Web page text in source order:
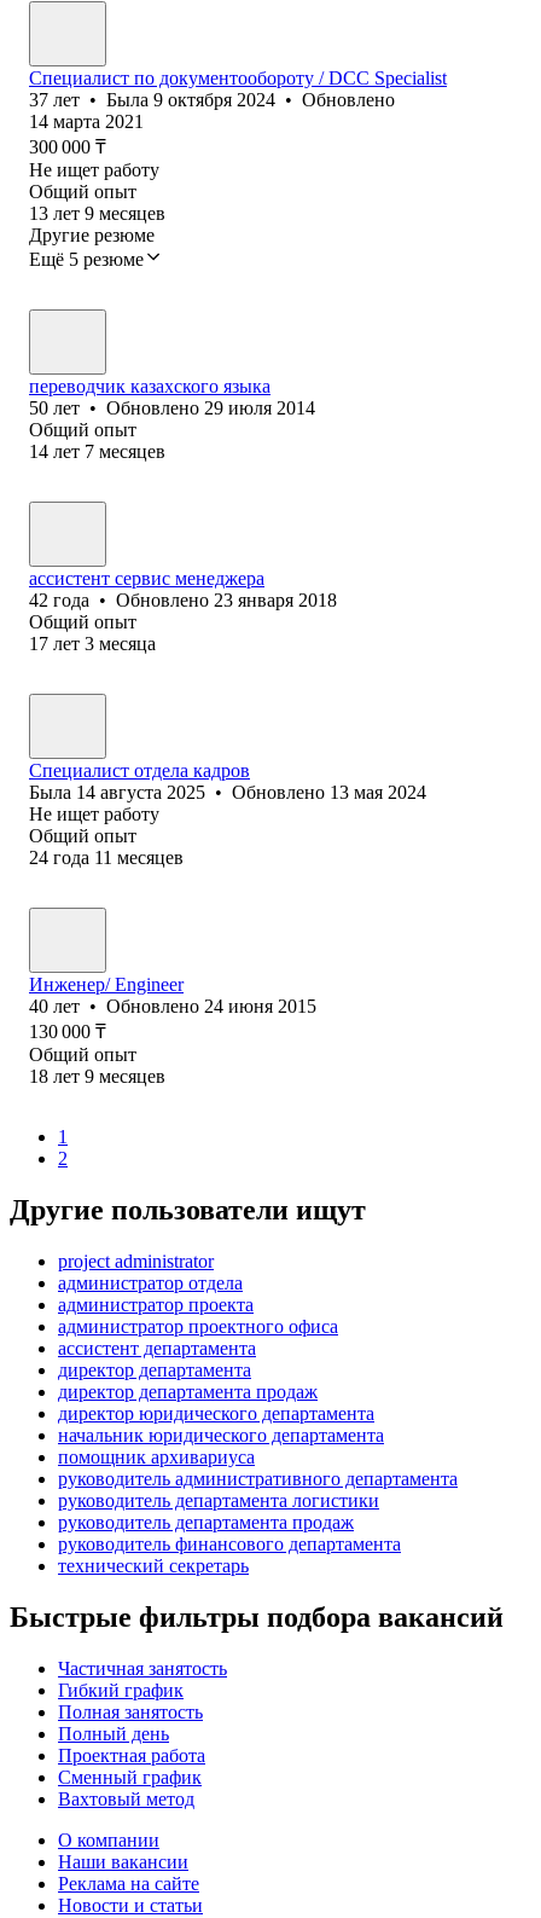
Специалист по документообороту / DCC Specialist
37 лет • Была 9 октября 2024 • Обновлено
14 марта 2021
300 000 ₸
Не ищет работу
Общий опыт
13 лет 9 месяцев
Другие резюме
Ещё 5 резюме
переводчик казахского языка
50 лет • Обновлено 29 июля 2014
Общий опыт
14 лет 7 месяцев
ассистент сервис менеджера
42 года • Обновлено 23 января 2018
Общий опыт
17 лет 3 месяца
Специалист отдела кадров
Была 14 августа 2025 • Обновлено 13 мая 2024
Не ищет работу
Общий опыт
24 года 11 месяцев
Инженер/ Engineer
40 лет • Обновлено 24 июня 2015
130 000 ₸
Общий опыт
18 лет 9 месяцев
1
2
Другие пользователи ищут
project administrator
администратор отдела
администратор проекта
администратор проектного офиса
ассистент департамента
директор департамента
директор департамента продаж
директор юридического департамента
начальник юридического департамента
помощник архивариуса
руководитель административного департамента
руководитель департамента логистики
руководитель департамента продаж
руководитель финансового департамента
технический секретарь
Быстрые фильтры подбора вакансий
Частичная занятость
Гибкий график
Полная занятость
Полный день
Проектная работа
Сменный график
Вахтовый метод
О компании
Наши вакансии
Реклама на сайте
Новости и статьи